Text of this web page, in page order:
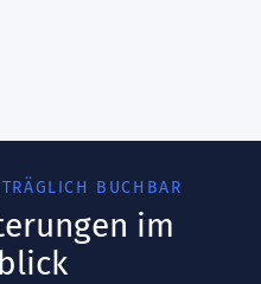
BUCHBAR
im